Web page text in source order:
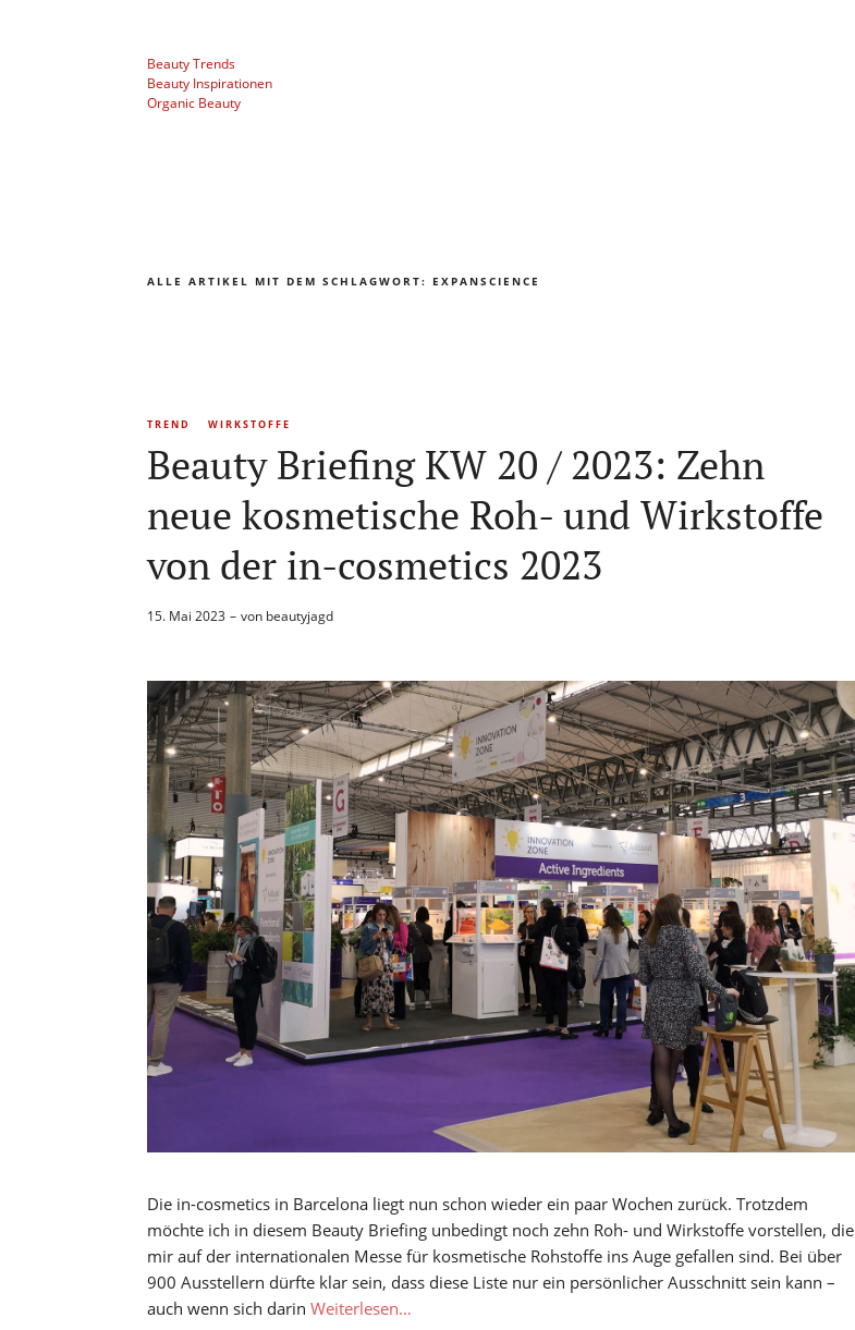
Beauty Trends
Beauty Inspirationen
Organic Beauty
ALLE ARTIKEL MIT DEM SCHLAGWORT: EXPANSCIENCE
TREND WIRKSTOFFE
Beauty Briefing KW 20 / 2023: Zehn
neue kosmetische Roh- und Wirkstoffe
von der in-cosmetics 2023
15. Mai 2023 von beautyjagd
Die in-cosmetics in Barcelona liegt nun schon wieder ein paar Wochen zurück. Trotzdem
möchte ich in diesem Beauty Briefing unbedingt noch zehn Roh- und Wirkstoffe vorstellen, die
mir auf der internationalen Messe für kosmetische Rohstoffe ins Auge gefallen sind. Bei über
900 Ausstellern dürfte klar sein, dass diese Liste nur ein persönlicher Ausschnitt sein kann –
auch wenn sich darin Weiterlesen…